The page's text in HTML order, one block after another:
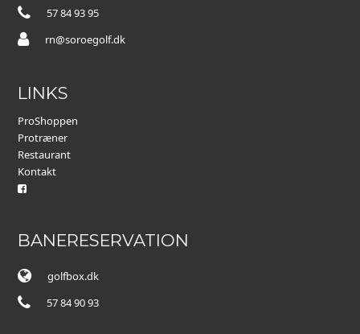
57 84 93 95
rn@soroegolf.dk
LINKS
ProShoppen
Protræner
Restaurant
Kontakt
BANERESERVATION
golfbox.dk
57 84 90 93